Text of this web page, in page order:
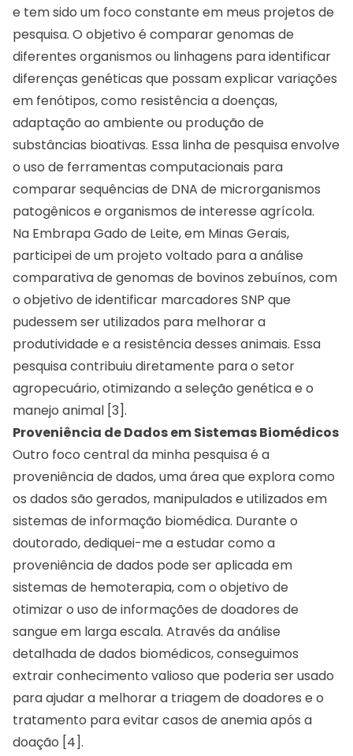
e tem sido um foco constante em meus projetos de
pesquisa. O objetivo é comparar genomas de
diferentes organismos ou linhagens para identificar
diferenças genéticas que possam explicar variações
em fenótipos, como resistência a doenças,
adaptação ao ambiente ou produção de
substâncias bioativas. Essa linha de pesquisa envolve
o uso de ferramentas computacionais para
comparar sequências de DNA de microrganismos
patogênicos e organismos de interesse agrícola.
Na Embrapa Gado de Leite, em Minas Gerais,
participei de um projeto voltado para a análise
comparativa de genomas de bovinos zebuínos, com
o objetivo de identificar marcadores SNP que
pudessem ser utilizados para melhorar a
produtividade e a resistência desses animais. Essa
pesquisa contribuiu diretamente para o setor
agropecuário, otimizando a seleção genética e o
manejo animal [3].
Proveniência de Dados em Sistemas Biomédicos
Outro foco central da minha pesquisa é a
proveniência de dados, uma área que explora como
os dados são gerados, manipulados e utilizados em
sistemas de informação biomédica. Durante o
doutorado, dediquei-me a estudar como a
proveniência de dados pode ser aplicada em
sistemas de hemoterapia, com o objetivo de
otimizar o uso de informações de doadores de
sangue em larga escala. Através da análise
detalhada de dados biomédicos, conseguimos
extrair conhecimento valioso que poderia ser usado
para ajudar a melhorar a triagem de doadores e o
tratamento para evitar casos de anemia após a
doação [4].